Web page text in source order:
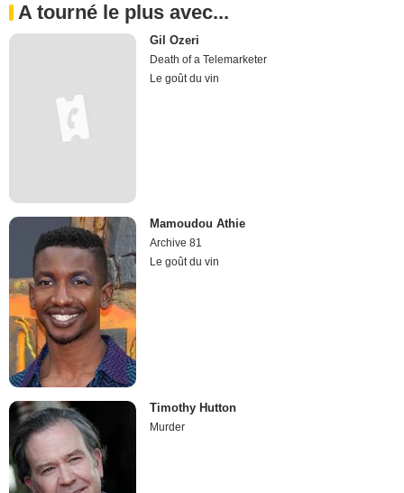
A tourné le plus avec...
Gil Ozeri
Death of a Telemarketer
Le goût du vin
Mamoudou Athie
Archive 81
Le goût du vin
Timothy Hutton
Murder